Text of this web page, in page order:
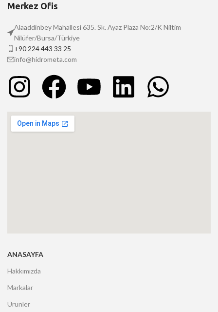
Merkez Ofis
Alaaddinbey Mahallesi 635. Sk. Ayaz Plaza No:2/K Niltim
Nilüfer/Bursa/Türkiye
+90 224 443 33 25
info@hidrometa.com
ANASAYFA
Hakkımızda
Markalar
Ürünler